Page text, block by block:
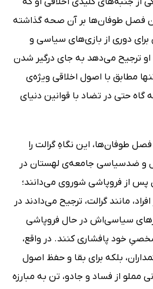
فصل طوفان‌ها بر آن صحه گذاشته
دوری از بازی‌های سیاسی و
ترجیح می‌دهد به جای درگیر شدن
مطابق با اصول اخلاقی ویژه‌ی
حتی در تضاد با قوانین دنیای
طوفان‌ها، این نگاهِ گرالت را
و ضدسیاسی جامعه‌ی لهستان در
و دوران پس از فروپاشی شوروی می‌دانند؛
مانند گرالت، ترجیح می‌دادند در
سیاسی‌اش در حال فروپاشی
خود پافشاری کنند. در واقع،
بلکه برای بقا و حفظ اصول
از فساد و جادو، تن به مبارزه